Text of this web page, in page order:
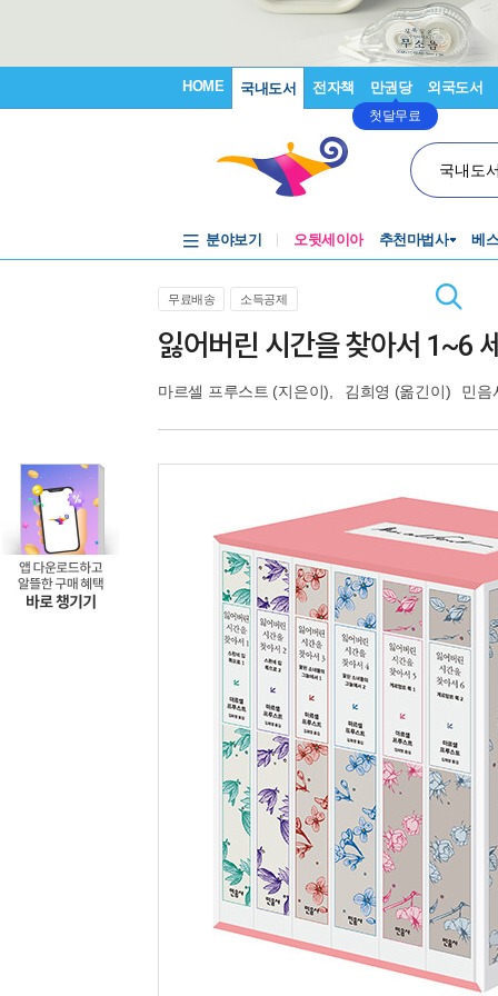
HOME 국내도서 전자책 만권당
첫달무료
외국도서
국내도
분야보기 오뒷세이아 추천마법사 베
무료배송 소득공제
잃어버린 시간을 찾아서 1~6
마르셀 프루스트 (지은이), 김희영 (옮긴이) 민음